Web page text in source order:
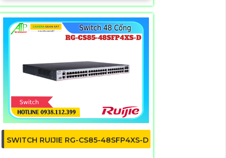
SWITCH RUIJIE RG-CS85-48SFP4XS-D